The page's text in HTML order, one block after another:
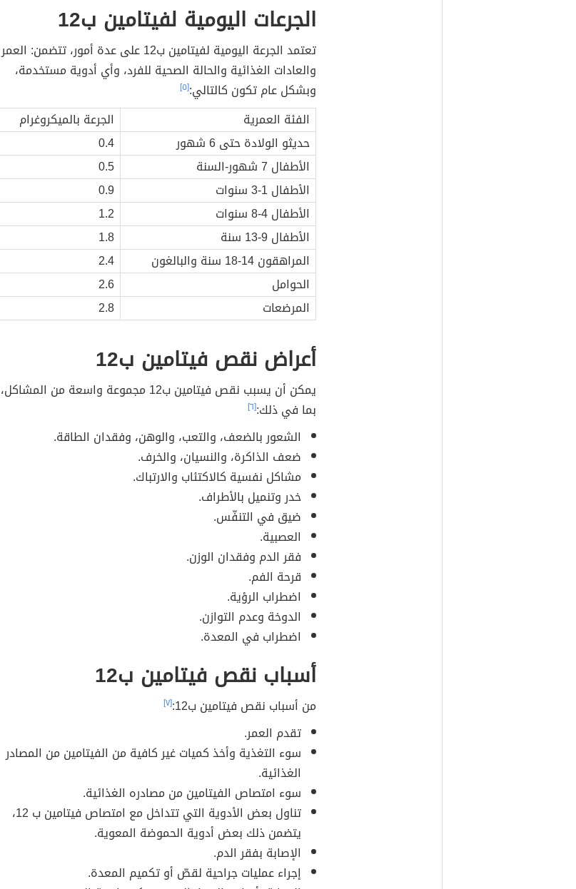
الجرعات اليومية لفيتامين ب12
تعتمد الجرعة اليومية لفيتامين ب12 على عدة أمور، تتضمن: العمر
والعادات الغذائية والحالة الصحية للفرد، وأي أدوية مستخدمة،
وبشكل عام تكون كالتالي:[٥]
الفئة العمرية
الجرعة بالميكروغرام
حديثو الولادة حتى 6 شهور
0.4
الأطفال 7 شهور-السنة
0.5
الأطفال 1-3 سنوات
0.9
الأطفال 4-8 سنوات
1.2
الأطفال 9-13 سنة
1.8
المراهقون 14-18 سنة والبالغون
2.4
الحوامل
2.6
المرضعات
2.8
أعراض نقص فيتامين ب12
يمكن أن يسبب نقص فيتامين ب12 مجموعة واسعة من المشاكل،
بما في ذلك:[٦]
الشعور بالضعف، والتعب، والوهن، وفقدان الطاقة.
ضعف الذاكرة، والنسيان، والخرف.
مشاكل نفسية كالاكتئاب والارتباك.
خدر وتنميل بالأطراف.
ضيق في التنفّس.
العصبية.
فقر الدم وفقدان الوزن.
قرحة الفم.
اضطراب الرؤية.
الدوخة وعدم التوازن.
اضطراب في المعدة.
أسباب نقص فيتامين ب12
من أسباب نقص فيتامين ب12: [٧]
تقدم العمر.
سوء التغذية وأخذ كميات غير كافية من الفيتامين من المصادر
الغذائية.
سوء امتصاص الفيتامين من مصادره الغذائية.
تناول بعض الأدوية التي تتداخل مع امتصاص فيتامين ب 12،
يتضمن ذلك بعض أدوية الحموضة المعوية.
الإصابة بفقر الدم.
إجراء عمليات جراحية لقصّ أو تكميم المعدة.